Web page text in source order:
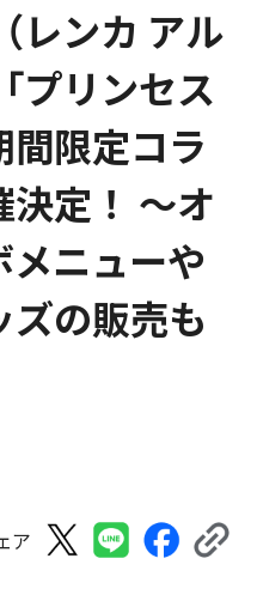
レンカ アル
プリンセス
間限定コラ
定！ ～オ
メニューや
の販売も
ア